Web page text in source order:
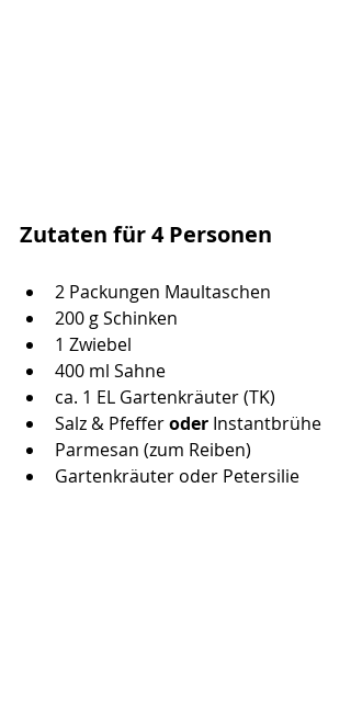
Zutaten für 4 Personen
2 Packungen Maultaschen
200 g Schinken
1 Zwiebel
400 ml Sahne
ca. 1 EL Gartenkräuter (TK)
Salz & Pfeffer oder Instantbrühe
Parmesan (zum Reiben)
Gartenkräuter oder Petersilie